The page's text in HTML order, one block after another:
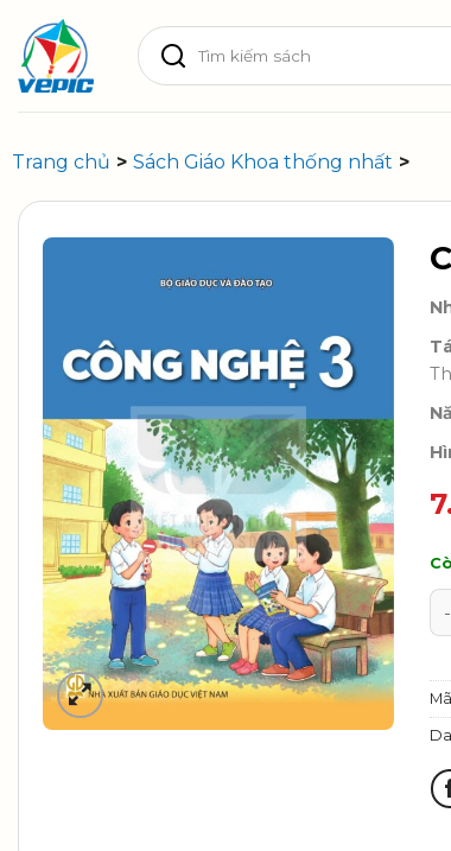
content
Tìm
kiếm:
Trang chủ > Sách Giáo Khoa thống nhất >